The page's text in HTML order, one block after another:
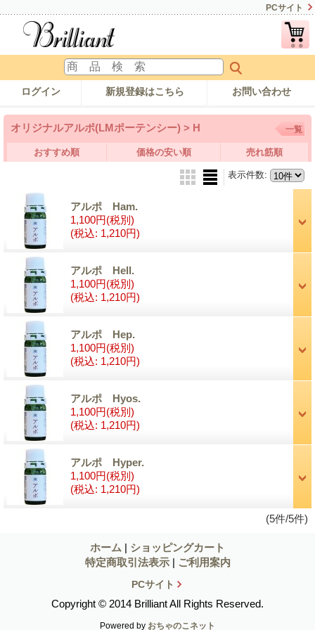
PCサイト
ログイン 新規登録はこちら お問い合わせ
オリジナルアルポ(LMポーテンシー) > H 一覧
おすすめ順 価格の安い順 売れ筋順
表示件数:
アルポ Ham.
1,100円(税別)
(税込: 1,210円)
アルポ Hell.
1,100円(税別)
(税込: 1,210円)
アルポ Hep.
1,100円(税別)
(税込: 1,210円)
アルポ Hyos.
1,100円(税別)
(税込: 1,210円)
アルポ Hyper.
1,100円(税別)
(税込: 1,210円)
(5件/5件)
ホーム | ショッピングカート
特定商取引法表示 | ご利用案内
PCサイト
Copyright © 2014 Brilliant All Rights Reserved.
Powered by おちゃのこネット